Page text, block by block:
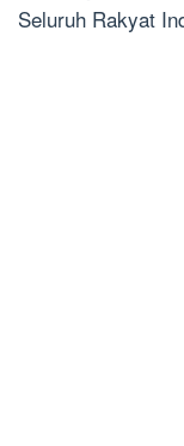
Seluruh Rakyat